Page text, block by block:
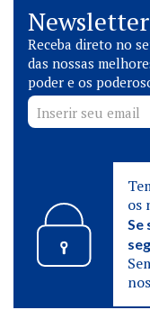
Newsletter
Receba direto no
das nossas
poder e os
os
Se